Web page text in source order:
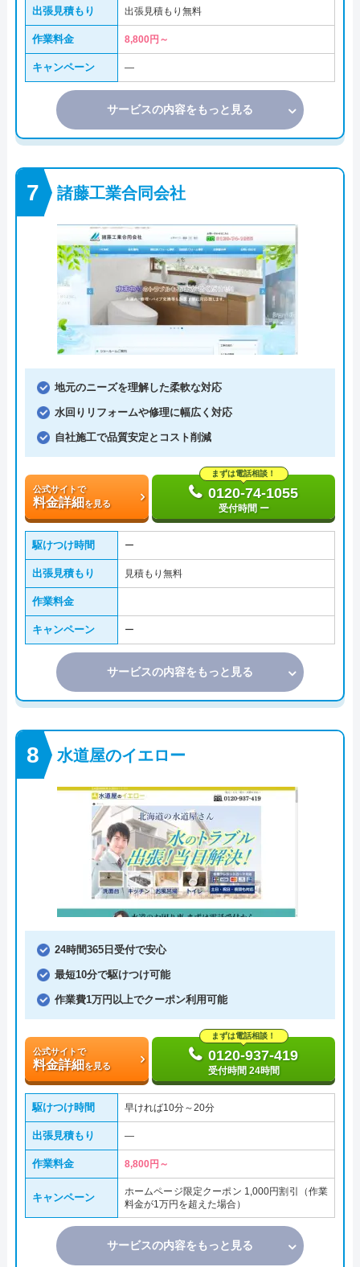
出張見積もり 出張見積もり無料
作業料金 8,800円～
キャンペーン ―
サービスの内容をもっと見る
諸藤工業合同会社
地元のニーズを理解した柔軟な対応
水回りリフォームや修理に幅広く対応
自社施工で品質安定とコスト削減
公式サイトで
料金詳細を見る
まずは電話相談！
0120-74-1055
受付時間 ー
駆けつけ時間 ー
出張見積もり 見積もり無料
作業料金
キャンペーン ー
サービスの内容をもっと見る
水道屋のイエロー
24時間365日受付で安心
最短10分で駆けつけ可能
作業費1万円以上でクーポン利用可能
公式サイトで
料金詳細を見る
まずは電話相談！
0120-937-419
受付時間 24時間
駆けつけ時間 早ければ10分～20分
出張見積もり ―
作業料金 8,800円～
キャンペーン
ホームページ限定クーポン 1,000円割引（作業
料金が1万円を超えた場合）
サービスの内容をもっと見る